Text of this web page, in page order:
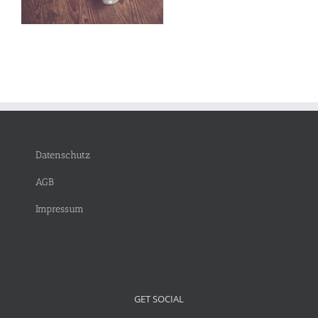
Datenschutz
AGB
Impressum
GET SOCIAL